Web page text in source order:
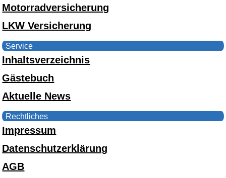
Motorradversicherung
LKW Versicherung
Service
Inhaltsverzeichnis
Gästebuch
Aktuelle News
Rechtliches
Impressum
Datenschutzerklärung
AGB